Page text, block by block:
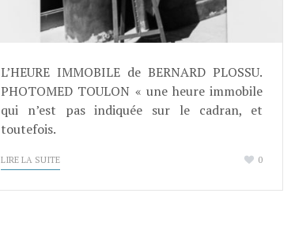
L’HEURE IMMOBILE de BERNARD PLOSSU.
PHOTOMED TOULON « une heure immobile
qui n’est pas indiquée sur le cadran, et
toutefois.
LIRE LA SUITE 0